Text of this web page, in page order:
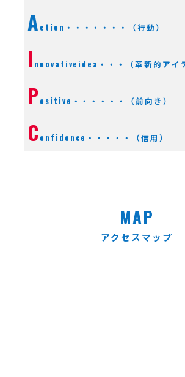
A ction・・・・・・・（行動）
I nnovativeidea・・・（革新的アイ
Positive・・・・・・（前向き）
C onfidence・・・・・（信用）
アクセスマップ
MAP